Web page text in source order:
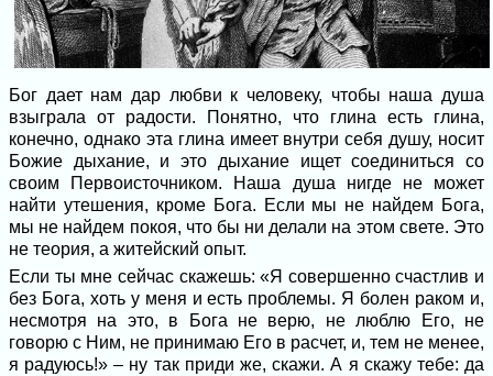
Бог дает нам дар любви к человеку, чтобы наша душа
взыграла от радости. Понятно, что глина есть глина,
конечно, однако эта глина имеет внутри себя душу, носит
Божие дыхание, и это дыхание ищет соединиться со
своим Первоисточником. Наша душа нигде не может
найти утешения, кроме Бога. Если мы не найдем Бога,
мы не найдем покоя, что бы ни делали на этом свете. Это
не теория, а житейский опыт.
Если ты мне сейчас скажешь: «Я совершенно счастлив и
без Бога, хоть у меня и есть проблемы. Я болен раком и,
несмотря на это, в Бога не верю, не люблю Его, не
говорю с Ним, не принимаю Его в расчет, и, тем не менее,
я радуюсь!» – ну так приди же, скажи. А я скажу тебе: да